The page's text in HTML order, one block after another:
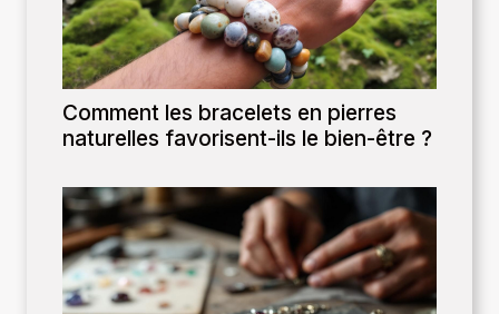
Comment les bracelets en pierres
naturelles favorisent-ils le bien-être ?